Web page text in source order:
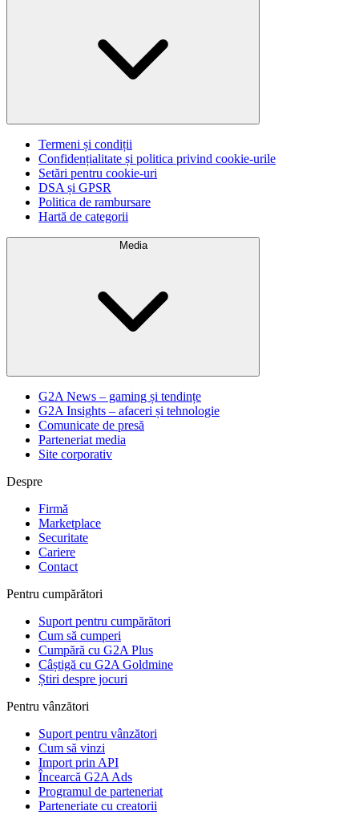
Termeni și condiții
Confidențialitate și politica privind cookie-urile
Setări pentru cookie-uri
DSA și GPSR
Politica de rambursare
Hartă de categorii
Media
G2A News – gaming și tendințe
G2A Insights – afaceri și tehnologie
Comunicate de presă
Parteneriat media
Site corporativ
Despre
Firmă
Marketplace
Securitate
Cariere
Contact
Pentru cumpărători
Suport pentru cumpărători
Cum să cumperi
Cumpără cu G2A Plus
Câștigă cu G2A Goldmine
Știri despre jocuri
Pentru vânzători
Suport pentru vânzători
Cum să vinzi
Import prin API
Încearcă G2A Ads
Programul de parteneriat
Parteneriate cu creatorii